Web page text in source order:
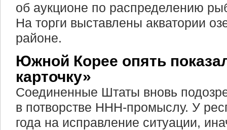
об аукционе по распределению
На торги выставлены акватории
районе.
Южной Корее опять
карточку»
Соединенные Штаты вновь
в потворстве ННН-промыслу. У
года на исправление ситуации,